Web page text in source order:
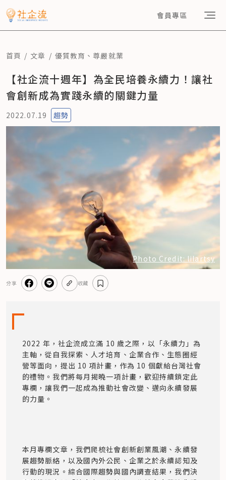
會員專區
首頁 文章 優質教育 、尊嚴就業
【社企流十週年】為全民培養永續力！讓社
會創新成為實踐永續的關鍵力量
2022.07.19 趨勢
Photo Credit: lilartsy
分享 收藏
2022 年，社企流成立滿 10 歲之際，以「永續力」為
主軸，從自我探索、人才培育、企業合作、生態圈經
營等面向，提出 10 項計畫，作為 10 個獻給台灣社會
的禮物。我們將每月揭曉一項計畫，歡迎持續鎖定此
專欄，讓我們一起成為推動社會改變、邁向永續發展
的力量。
本月專欄文章，我們爬梳社會創新創業風潮、永續發
展趨勢脈絡，以及國內外公民、企業之於永續認知及
行動的現況。綜合國際趨勢與國內調查結果，我們決